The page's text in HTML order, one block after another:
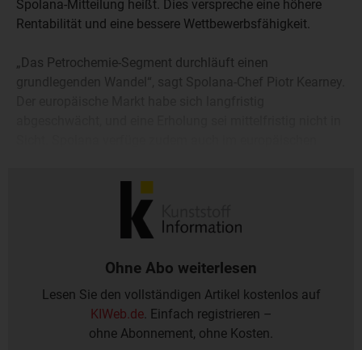
Spolana-Mitteilung heißt. Dies verspreche eine höhere
Rentabilität und eine bessere Wettbewerbsfähigkeit.
„Das Petrochemie-Segment durchläuft einen
grundlegenden Wandel“, sagt Spolana-Chef Piotr Kearney.
wettbewerbsfähig produzieren könnten.
Ohne Abo weiterlesen
Lesen Sie den vollständigen Artikel kostenlos auf
KIWeb.de. Einfach registrieren –
ohne Abonnement, ohne Kosten.